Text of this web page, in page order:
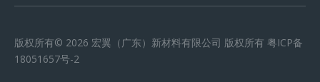
版权所有© 2026 宏翼（广东）新材料有限公司 版权所有 粤ICP备
18051657号-2